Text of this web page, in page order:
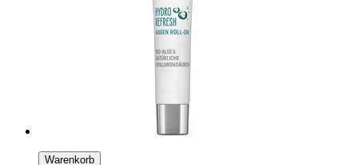
Warenkorb